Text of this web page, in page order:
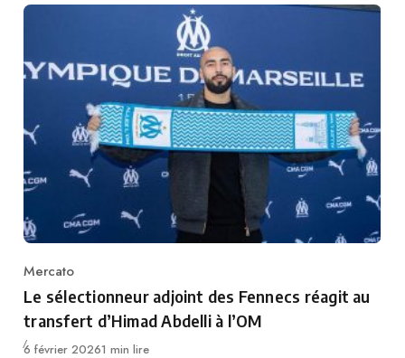
Category
Mercato
Le sélectionneur adjoint des Fennecs réagit au
transfert d’Himad Abdelli à l’OM
Publié
6 février 20261 min lire